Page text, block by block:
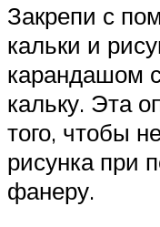
Закрепи с
кальки и
карандашом
кальку. Эта
того, чтобы
рисунка при
фанеру.